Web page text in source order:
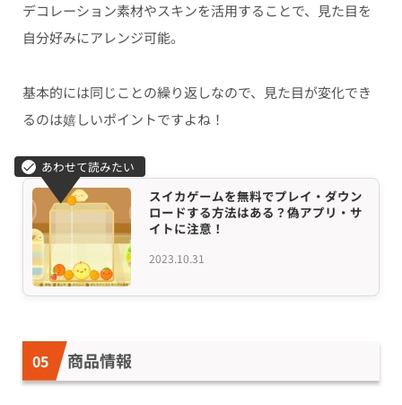
デコレーション素材やスキンを活用することで、見た目を
自分好みにアレンジ可能。
基本的には同じことの繰り返しなので、見た目が変化でき
るのは嬉しいポイントですよね！
2023.10.31
スイカゲームを無料でプレイ・ダウン
ロードする方法はある？偽アプリ・サ
イトに注意！
商品情報